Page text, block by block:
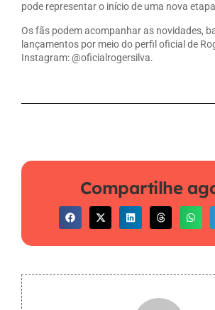
pode representar o início de uma nova
Os fãs podem acompanhar as novidades,
lançamentos por meio do perfil oficial de
Instagram: @oficialrogersilva.
Compartilhe